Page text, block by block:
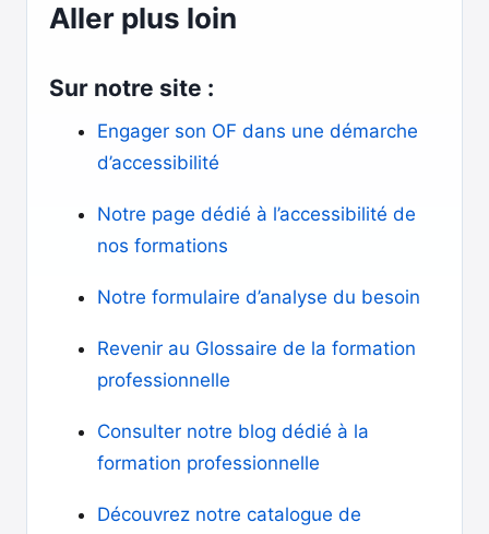
Aller plus loin
Sur notre site :
Engager son OF dans une démarche
d’accessibilité
Notre page dédié à l’accessibilité de
nos formations
Notre formulaire d’analyse du besoin
Revenir au Glossaire de la formation
professionnelle
Consulter notre blog dédié à la
formation professionnelle
Découvrez notre catalogue de